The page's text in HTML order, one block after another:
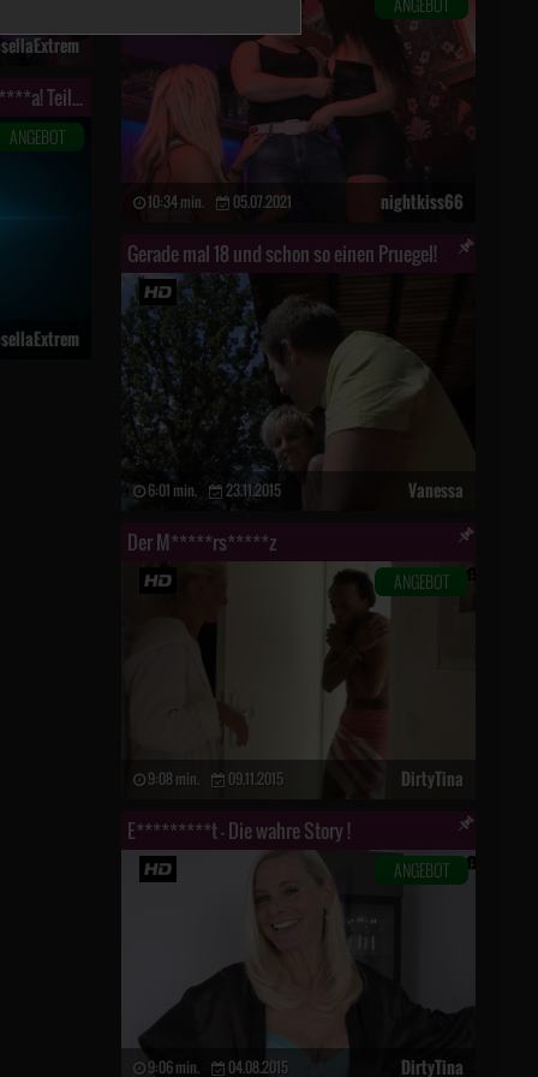
Für eine F***e und ein Maul voller S****a! Teil 4
ANGEBOT
10:34 min. 05.07.2021 nightkiss66
Gerade mal 18 und schon so einen Pruegel!
6:01 min. 23.11.2015 Vanessa
Der M*****rs*****z
ANGEBOT
9:08 min. 09.11.2015 DirtyTina
E*********t – Die wahre Story !
ANGEBOT
9:06 min. 04.08.2015 DirtyTina